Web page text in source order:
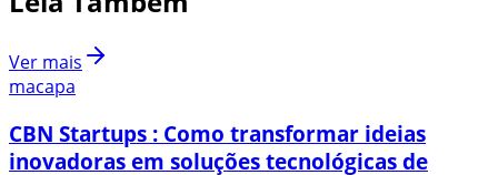
Ver mais
macapa
CBN Startups : Como transformar ideias
inovadoras em soluções tecnológicas de